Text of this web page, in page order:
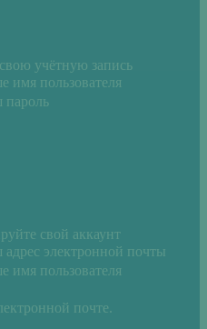
учётную запись
имя пользователя
пароль
свой аккаунт
электронной почты
имя пользователя
почте.